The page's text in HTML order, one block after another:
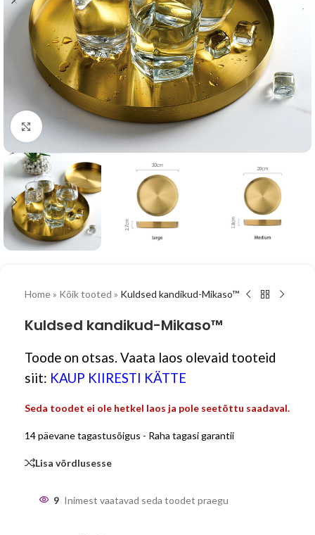
Vaata suuremalt
Home» Kõik tooted » Kuldsed kandikud-Mikaso™
Kuldsed kandikud-Mikaso™
Toode on otsas. Vaata laos olevaid tooteid
siit: KAUP KIIRESTI KÄTTE
Seda toodet ei ole hetkel laos ja pole seetõttu saadaval.
14 päevane tagastusõigus - Raha tagasi garantii
Lisa võrdlusesse
9 Inimest vaatavad seda toodet praegu